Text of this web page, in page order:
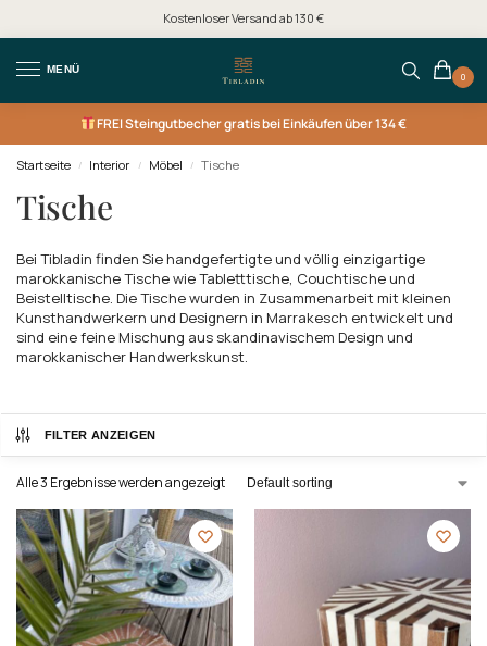
Kostenloser Versand ab 130 €
MENÜ
0
FREISteingutbecher gratis bei Einkäufen über 134 €
Startseite / Interior / Möbel / Tische
Tische
Bei Tibladin finden Sie handgefertigte und völlig einzigartige
marokkanische Tische wie Tabletttische, Couchtische und
Beistelltische. Die Tische wurden in Zusammenarbeit mit kleinen
Kunsthandwerkern und Designern in Marrakesch entwickelt und
sind eine feine Mischung aus skandinavischem Design und
marokkanischer Handwerkskunst.
FILTER ANZEIGEN
Alle 3 Ergebnisse werden angezeigt